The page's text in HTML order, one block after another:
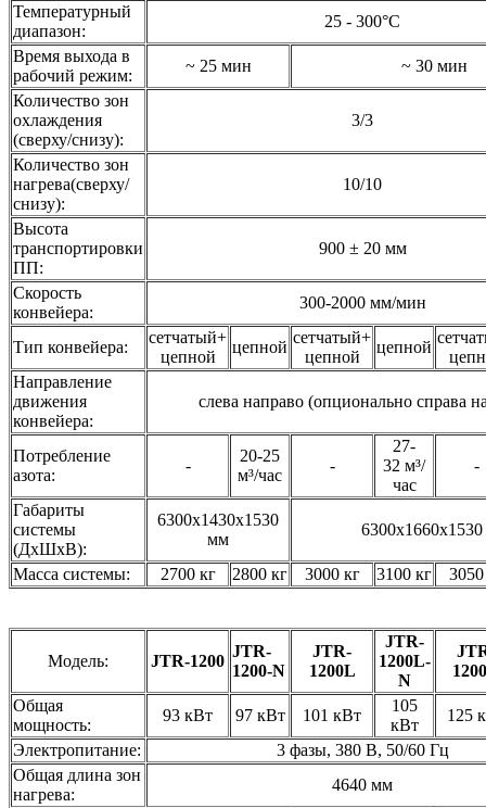
Температурный
диапазон:
25 - 300°С
Время выхода в
рабочий режим:
~ 25 мин
~ 30 мин
Количество зон
охлаждения
(сверху/снизу):
3/3
Количество зон
нагрева(сверху/
снизу):
10/10
Высота
транспортировки
ПП:
900 ± 20 мм
Скорость
конвейера:
300-2000 мм/мин
Тип конвейера:
сетчатый+
цепной
цепной
сетчатый+
цепной
цепной
Направление
движения
конвейера:
слева направо (опционально справа
Потребление
азота:
-
20-25
м³/час
-
27-
32 м³/
час
-
Габариты
системы
(ДхШхВ):
6300x1430x1530
мм
Масса системы: 2700 кг 2800 кг 3000 кг 3100 кг 3050
Модель: JTR-1200
JTR-
1200-N
JTR-
1200L
JTR-
1200L-
N
Общая
мощность:
93 кВт 97 кВт 101 кВт
105
кВт
125
Электропитание:
3 фазы, 380 В, 50/60 Гц
Общая длина зон
нагрева:
4640 мм